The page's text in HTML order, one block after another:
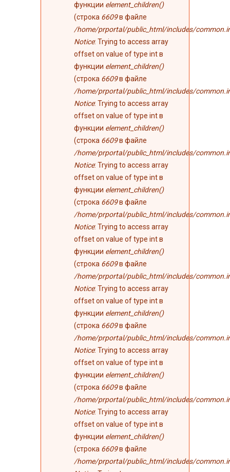
функции element_children()
(строка 6609в файле
/home/prportal/public_html/includes/
Notice: Trying to access array
offset on value of type int в
функции element_children()
(строка 6609в файле
/home/prportal/public_html/includes/
Notice: Trying to access array
offset on value of type int в
функции element_children()
(строка 6609в файле
/home/prportal/public_html/includes/
Notice: Trying to access array
offset on value of type int в
функции element_children()
(строка 6609в файле
/home/prportal/public_html/includes/
Notice: Trying to access array
offset on value of type int в
функции element_children()
(строка 6609в файле
/home/prportal/public_html/includes/
Notice: Trying to access array
offset on value of type int в
функции element_children()
(строка 6609в файле
/home/prportal/public_html/includes/
Notice: Trying to access array
offset on value of type int в
функции element_children()
(строка 6609в файле
/home/prportal/public_html/includes/
Notice: Trying to access array
offset on value of type int в
функции element_children()
(строка 6609в файле
/home/prportal/public_html/includes/